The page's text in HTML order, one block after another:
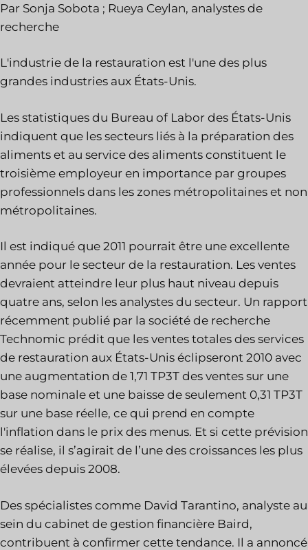
Par Sonja Sobota ; Rueya Ceylan, analystes de
recherche
L'industrie de la restauration est l'une des plus
grandes industries aux États-Unis.
Les statistiques du Bureau of Labor des États-Unis
indiquent que les secteurs liés à la préparation des
aliments et au service des aliments constituent le
troisième employeur en importance par groupes
professionnels dans les zones métropolitaines et non
métropolitaines.
Il est indiqué que 2011 pourrait être une excellente
année pour le secteur de la restauration. Les ventes
devraient atteindre leur plus haut niveau depuis
quatre ans, selon les analystes du secteur. Un rapport
récemment publié par la société de recherche
Technomic prédit que les ventes totales des services
de restauration aux États-Unis éclipseront 2010 avec
une augmentation de 1,71 TP3T des ventes sur une
base nominale et une baisse de seulement 0,31 TP3T
sur une base réelle, ce qui prend en compte
l'inflation dans le prix des menus. Et si cette prévision
se réalise, il s’agirait de l’une des croissances les plus
élevées depuis 2008.
Des spécialistes comme David Tarantino, analyste au
sein du cabinet de gestion financière Baird,
contribuent à confirmer cette tendance. Il a annoncé